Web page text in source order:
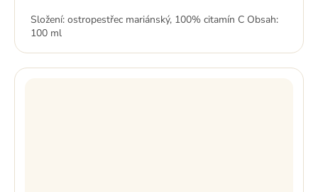
Složení: ostropestřec mariánský, 100% citamín C Obsah:
100 ml